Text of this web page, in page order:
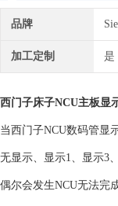
品牌
加工定制 是
西门子床子NCU主板显
当西门子NCU数码管显
无显示、显示1、显示3
偶尔会发生NCU无法完